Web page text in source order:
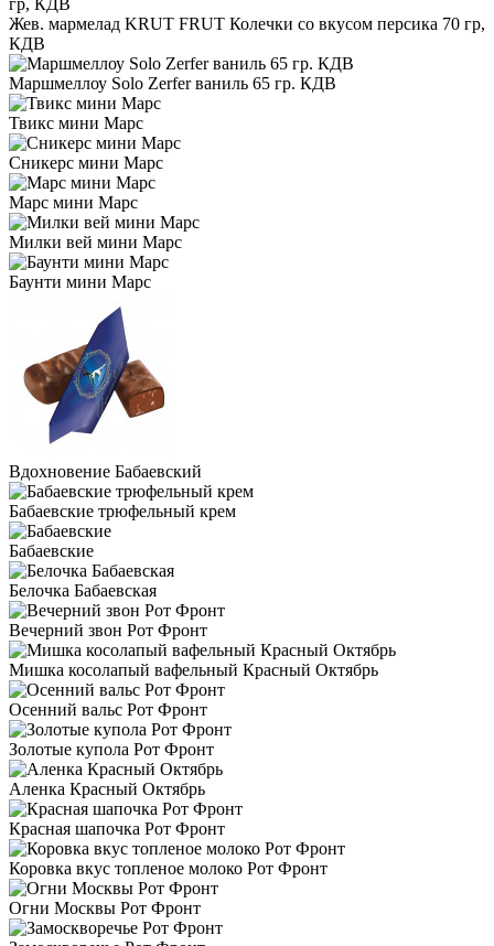
Жев. мармелад KRUT FRUT Колечки со вкусом персика 70 гр,
КДВ
Маршмеллоу Solo Zerfer ваниль 65 гр. КДВ
Твикс мини Марс
Сникерс мини Марс
Марс мини Марс
Милки вей мини Марс
Баунти мини Марс
Вдохновение Бабаевский
Бабаевские трюфельный крем
Бабаевские
Белочка Бабаевская
Вечерний звон Рот Фронт
Мишка косолапый вафельный Красный Октябрь
Осенний вальс Рот Фронт
Золотые купола Рот Фронт
Аленка Красный Октябрь
Красная шапочка Рот Фронт
Коровка вкус топленое молоко Рот Фронт
Огни Москвы Рот Фронт